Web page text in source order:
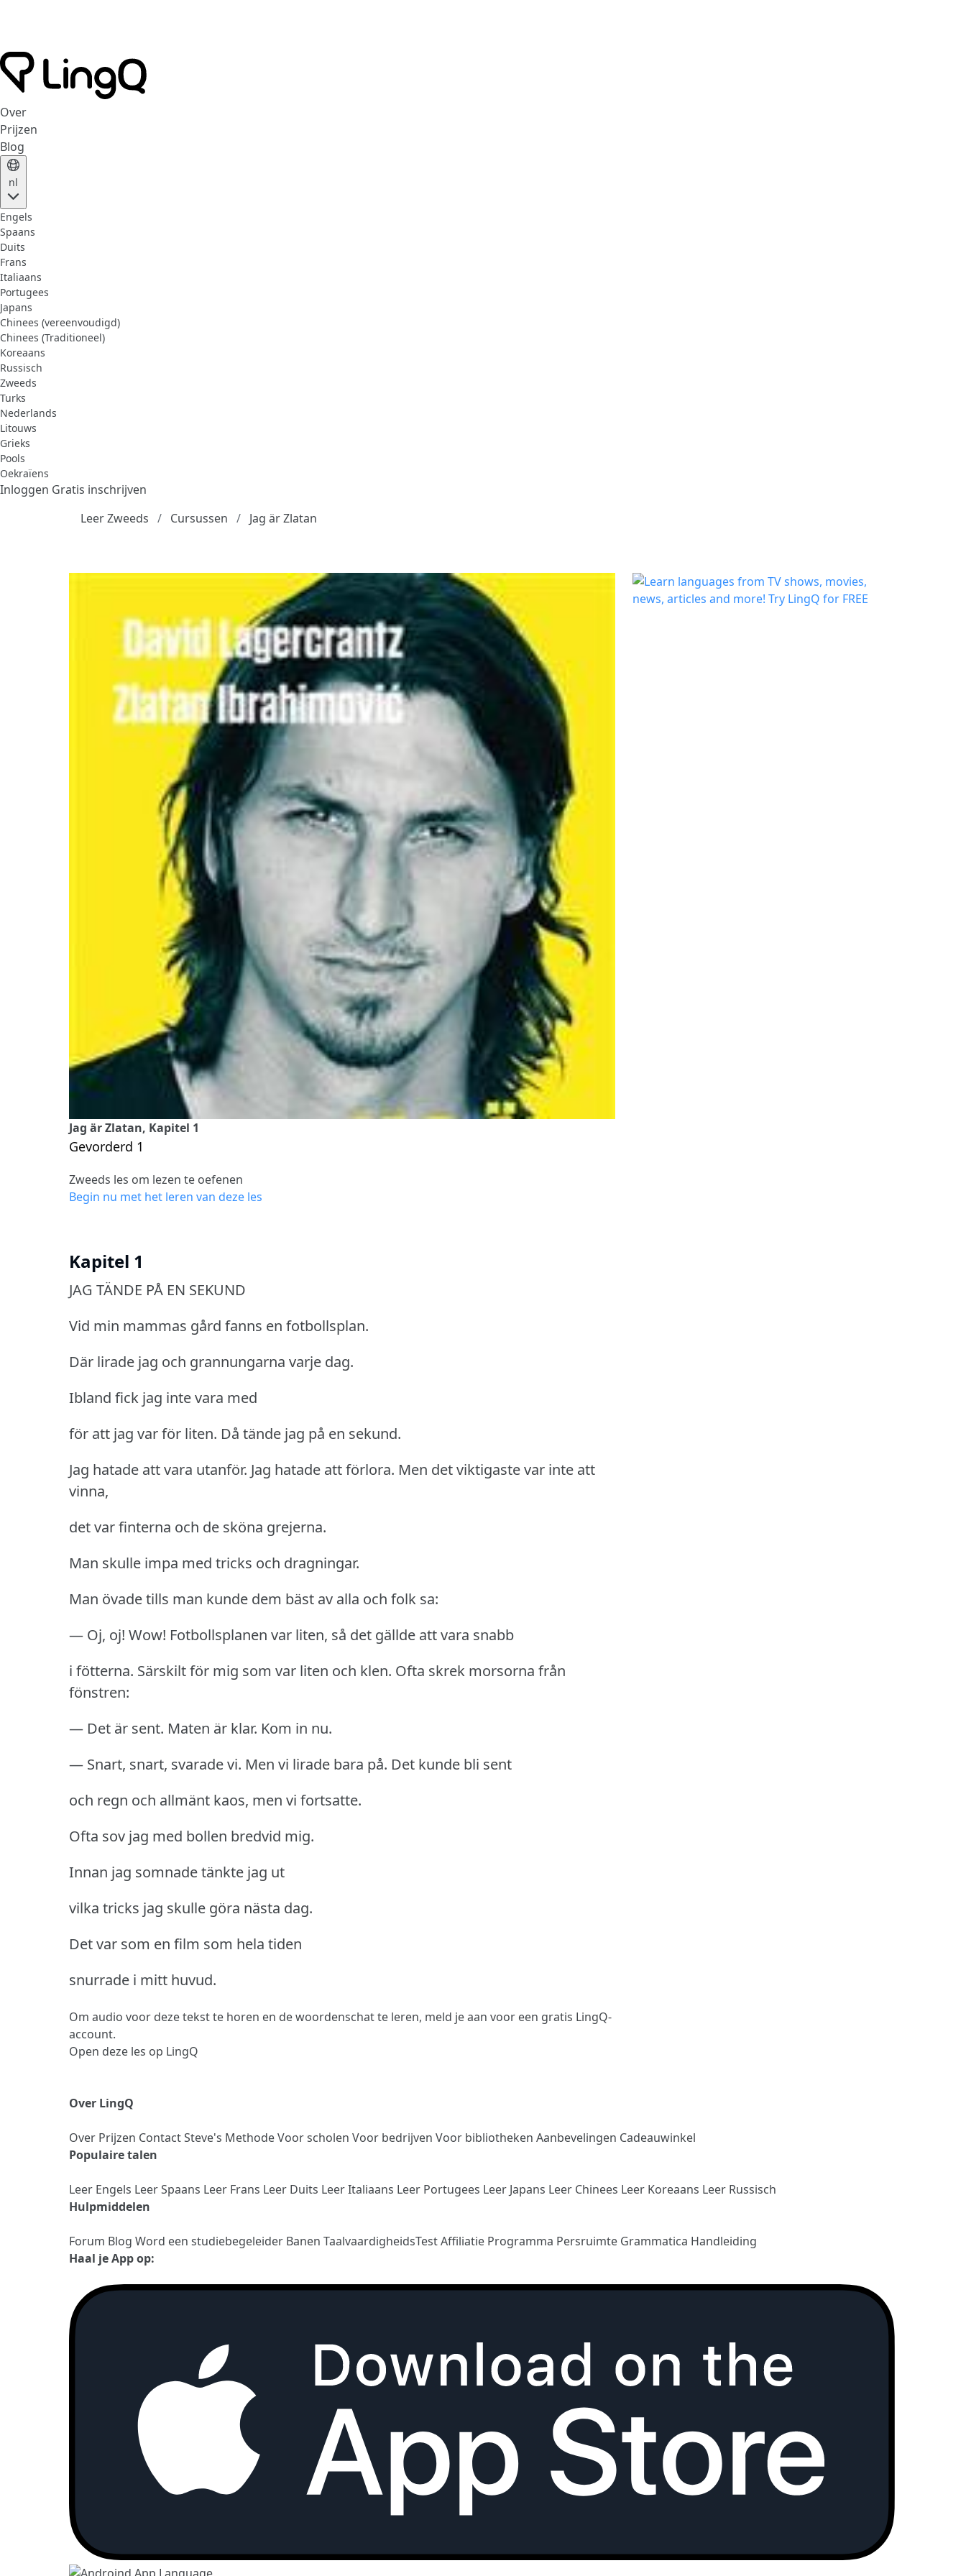
Over
Prijzen
Blog
nl
Engels
Spaans
Duits
Frans
Italiaans
Portugees
Japans
Chinees (vereenvoudigd)
Chinees (Traditioneel)
Koreaans
Russisch
Zweeds
Turks
Nederlands
Litouws
Grieks
Pools
Oekraïens
Inloggen Gratis inschrijven
Leer Zweeds
Cursussen Jag är Zlatan
Jag är Zlatan, Kapitel 1
Gevorderd 1
Zweeds les om lezen te oefenen
Begin nu met het leren van deze les
Kapitel 1
JAG TÄNDE PÅ EN SEKUND
Vid min mammas gård fanns en fotbollsplan.
Där lirade jag och grannungarna varje dag.
Ibland fick jag inte vara med
för att jag var för liten. Då tände jag på en sekund.
Jag hatade att vara utanför. Jag hatade att förlora. Men det viktigaste var inte att
vinna,
det var finterna och de sköna grejerna.
Man skulle impa med tricks och dragningar.
Man övade tills man kunde dem bäst av alla och folk sa:
— Oj, oj! Wow! Fotbollsplanen var liten, så det gällde att vara snabb
i fötterna. Särskilt för mig som var liten och klen. Ofta skrek morsorna från
fönstren:
— Det är sent. Maten är klar. Kom in nu.
— Snart, snart, svarade vi. Men vi lirade bara på. Det kunde bli sent
och regn och allmänt kaos, men vi fortsatte.
Ofta sov jag med bollen bredvid mig.
Innan jag somnade tänkte jag ut
vilka tricks jag skulle göra nästa dag.
Det var som en film som hela tiden
snurrade i mitt huvud.
Om audio voor deze tekst te horen en de woordenschat te leren, meld je aan voor een gratis LingQ-
account.
Open deze les op LingQ
Over LingQ
Over Prijzen ContactSteve's MethodeVoor scholen Voor bedrijven Voor bibliotheken Aanbevelingen Cadeauwinkel
Populaire talen
Leer Engels Leer Spaans Leer Frans Leer Duits Leer Italiaans Leer Portugees Leer Japans Leer Chinees Leer Koreaans Leer Russisch
Hulpmiddelen
Forum Blog Word een studiebegeleider Banen TaalvaardigheidsTestAffiliatie Programma Persruimte Grammatica Handleiding
Haal je App op: